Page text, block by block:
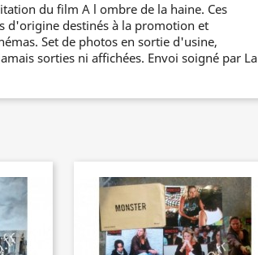
du film A l ombre de la haine. Ces
d'origine destinés à la promotion et
Set de photos en sortie d'usine,
sorties ni affichées. Envoi soigné par La